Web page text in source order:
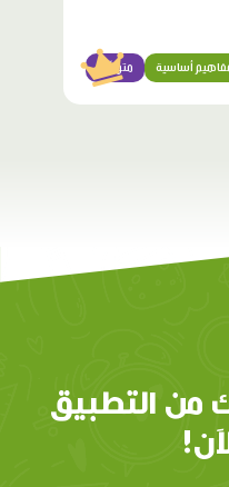
متوسّط أساسية
من التطبيق